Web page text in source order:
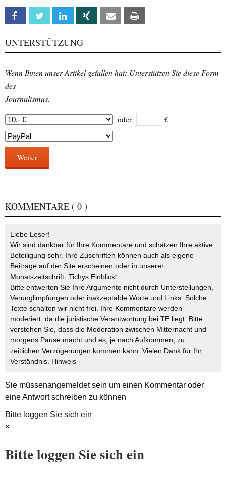
Facebook Twitter Linkedin Xing Email
UNTERSTÜTZUNG
Wenn Ihnen unser Artikel gefallen hat: Unterstützen Sie diese Form
des
Journalismus.
oder €
Weiter
KOMMENTARE ( 0 )
Liebe Leser!
Wir sind dankbar für Ihre Kommentare und schätzen Ihre aktive
Beteiligung sehr. Ihre Zuschriften können auch als eigene
Beiträge auf der Site erscheinen oder in unserer
Monatszeitschrift „Tichys Einblick“.
Bitte entwerten Sie Ihre Argumente nicht durch Unterstellungen,
Verunglimpfungen oder inakzeptable Worte und Links. Solche
Texte schalten wir nicht frei. Ihre Kommentare werden
moderiert, da die juristische Verantwortung bei TE liegt. Bitte
verstehen Sie, dass die Moderation zwischen Mitternacht und
morgens Pause macht und es, je nach Aufkommen, zu
zeitlichen Verzögerungen kommen kann. Vielen Dank für Ihr
Verständnis. Hinweis
Sie müssenangemeldetsein um einen Kommentar oder
eine Antwort schreiben zu können
Bitte loggen Sie sich ein
×
Bitte loggen Sie sich ein